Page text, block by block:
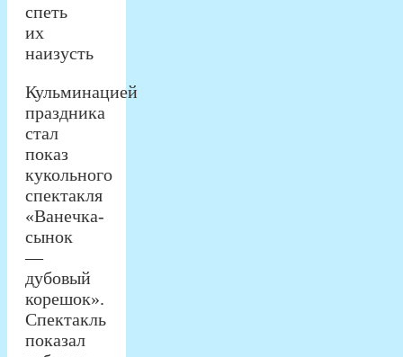
спеть
их
наизусть
Кульминацией
праздника
стал
показ
кукольного
спектакля
«Ванечка-
сынок
—
дубовый
корешок».
Спектакль
показал